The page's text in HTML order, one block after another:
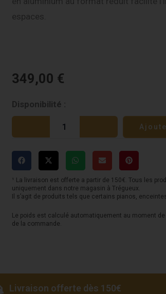
espaces.
349,00 €
Disponibilité :
quantité
de
VibeLink
Amp
-
Space
Grey
¹ La livraison est offerte a partir de 150€. Tous les
uniquement dans notre magasin à Trégueux.
Il s’agit de produits tels que certains pianos,
Le poids est calculé automatiquement au moment
de la commande.
Livraison offerte dès 150€